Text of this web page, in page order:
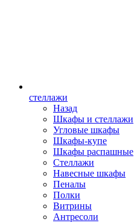
стеллажи
Назад
Шкафы и стеллажи
Угловые шкафы
Шкафы-купе
Шкафы распашные
Стеллажи
Навесные шкафы
Пеналы
Полки
Витрины
Антресоли